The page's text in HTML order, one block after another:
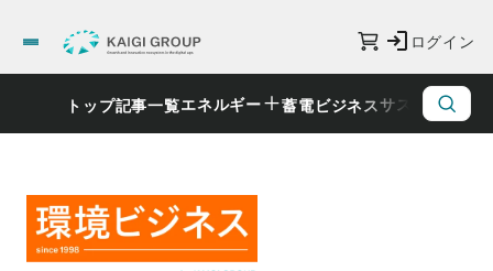
ログイン
トップ記事一覧エネルギー 蓄電ビジネスサステナビリ